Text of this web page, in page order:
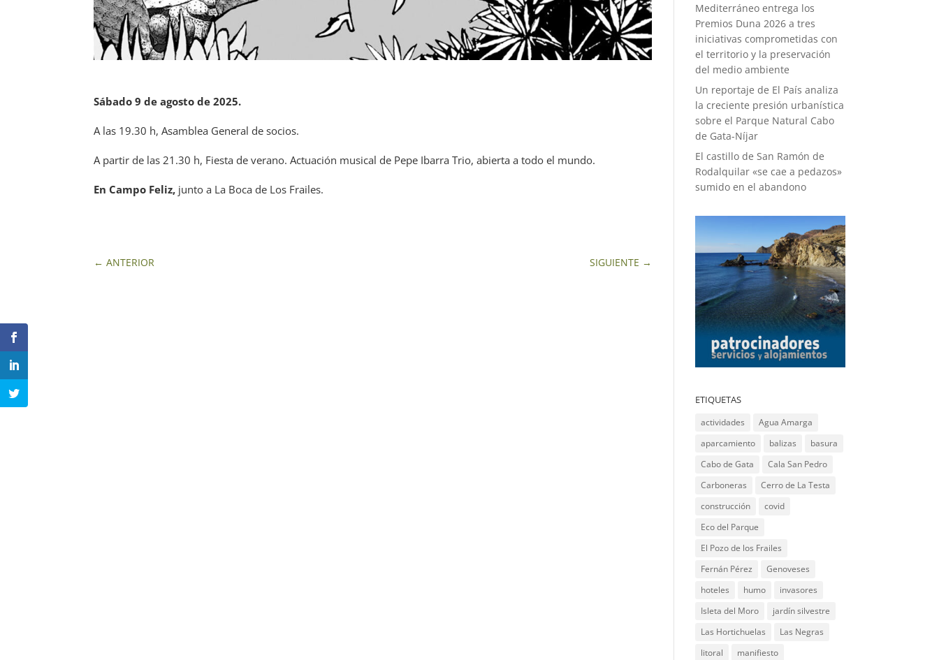
Sábado 9 de agosto de 2025.
A las 19.30 h, Asamblea General de socios.
A partir de las 21.30 h, Fiesta de verano. Actuación musical de Pepe Ibarra Trio, abierta a todo el mundo.
En Campo Feliz, junto a La Boca de Los Frailes.
←ANTERIOR SIGUIENTE →
Mediterráneo entrega los
Premios Duna 2026 a tres
iniciativas comprometidas con
el territorio y la preservación
del medio ambiente
Un reportaje de El País analiza
la creciente presión urbanística
sobre el Parque Natural Cabo
de Gata-Níjar
El castillo de San Ramón de
Rodalquilar «se cae a pedazos»
sumido en el abandono
ETIQUETAS
actividades
Agua Amarga
aparcamiento
balizas
basura
Cabo de Gata
Cala San Pedro
Carboneras
Cerro de La Testa
construcción
covid
Eco del Parque
El Pozo de los Frailes
Fernán Pérez
Genoveses
hoteles
humo
invasores
Isleta del Moro
jardín silvestre
Las Hortichuelas
Las Negras
litoral
manifiesto